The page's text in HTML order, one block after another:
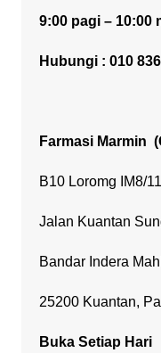
9:00 pagi – 10:00
Hubungi : 010
Farmasi Marmin
B10 Loromg IM8/
Jalan Kuantan
Bandar Indera
25200 Kuantan,
Buka Setiap Hari